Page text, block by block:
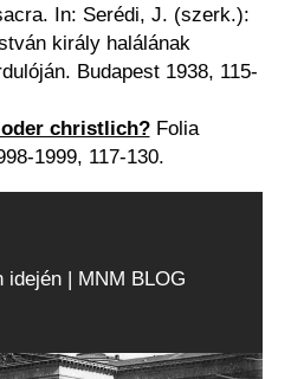
In: Serédi, J. (szerk.):
király halálának
Budapest 1938, 115-
christlich?Folia
1999, 117-130.
idején | MNM BLOG